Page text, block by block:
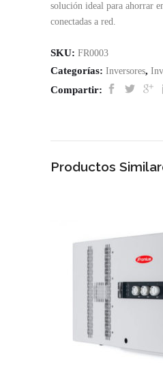
solución ideal para ahorrar
conectadas a red.
SKU: FR0003
Categorías: Inversores,
Compartir:
Productos